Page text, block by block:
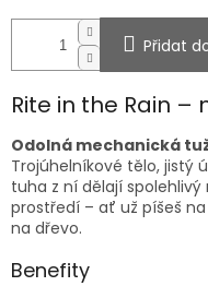
Přidat
Rite in the Rain –
Odolná mechanická
Trojúhelníkové tělo, jistý
tuha z ní dělají
prostředí – ať už píšeš
na dřevo.
Benefity